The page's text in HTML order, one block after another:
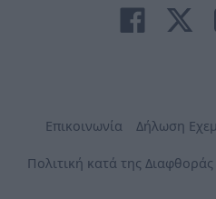
Επικοινωνία Δήλωση
Πολιτική κατά της Διαφθοράς